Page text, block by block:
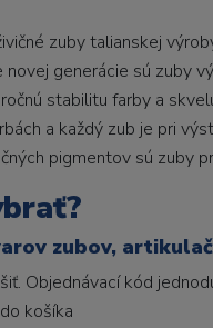
zuby talianskej
generácie sú zuby
stabilitu farby a
a každý zub je pri
pigmentov sú zuby
zubov,
Objednávací kód
košíka